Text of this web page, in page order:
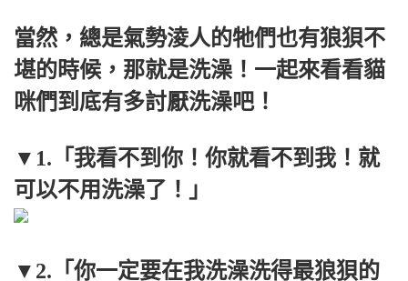
當然，總是氣勢淩人的牠們也有狼狽不
堪的時候，那就是洗澡！一起來看看貓
咪們到底有多討厭洗澡吧！
▼1.「我看不到你！你就看不到我！就
可以不用洗澡了！」
▼2.「你一定要在我洗澡洗得最狼狽的